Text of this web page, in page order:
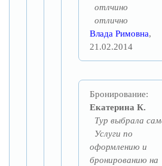
отлчино
отлично
Влада Римовна,
21.02.2014
Бронирование:
Екатерина К.
Тур выбрала
Услуги по
оформлению и
бронированию на